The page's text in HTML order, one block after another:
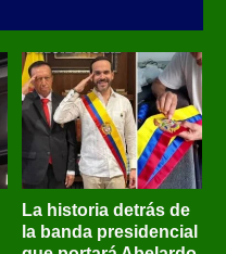
La historia detrás de
la banda presidencial